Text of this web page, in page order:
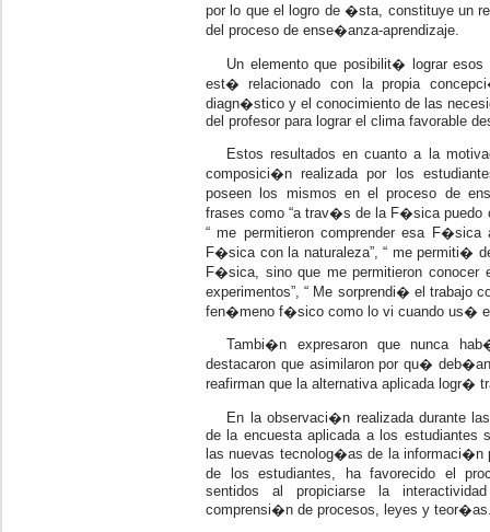
por lo que el logro de �sta, constituye un
del proceso de ense�anza-aprendizaje.
Un elemento que posibilit� lograr
est� relacionado con la propia
diagn�stico y el conocimiento de las
del profesor para lograr el clima favorable
Estos resultados en cuanto a la
composici�n realizada por los
poseen los mismos en el proceso de
frases como “a trav�s de la F�sica puedo
“ me permitieron comprender esa
F�sica con la naturaleza”, “ me permiti�
F�sica, sino que me permitieron
experimentos”, “ Me sorprendi� el trabajo
fen�meno f�sico como lo vi cuando us�
Tambi�n expresaron que nunca
destacaron que asimilaron por qu�
reafirman que la alternativa aplicada logr�
En la observaci�n realizada durante
de la encuesta aplicada a los estudiantes
las nuevas tecnolog�as de la informaci�n
de los estudiantes, ha favorecido el
sentidos al propiciarse la
comprensi�n de procesos, leyes y